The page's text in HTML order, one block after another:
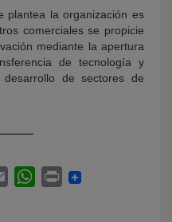
plantea la organización es
comerciales se propicie
mediante la apertura
de tecnología y
de sectores de